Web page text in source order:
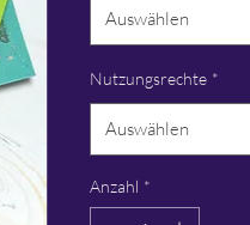
Auswählen
Nutzungsrechte *
Auswählen
Anzahl *